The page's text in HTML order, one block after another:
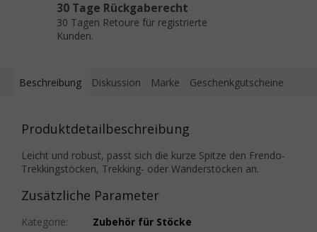
30 Tage Rückgaberecht
30 Tagen Retoure für registrierte
Kunden.
Beschreibung Diskussion Marke Geschenkgutscheine
Produktdetailbeschreibung
Leicht und robust, passt sich die kurze Spitze den Frendo-
Trekkingstöcken, Trekking- oder Wanderstöcken an.
Zusätzliche Parameter
Kategorie: Zubehör für Stöcke